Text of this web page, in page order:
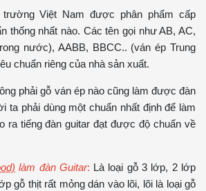
Việt Nam được phân phẩm cấp
thống nhất nào. Các tên gọi như AB, AC,
nước), AABB, BBCC.. (ván ép Trung
chuẩn riêng của nhà sản xuất.
phải gỗ ván ép nào cũng làm được đàn
ta phải dùng một chuẩn nhất định để làm
ra tiếng đàn guitar đạt được độ chuẩn về
làm đàn Guitar: Là loại gỗ 3 lớp, 2 lớp
gỗ thịt rất mỏng dán vào lõi, lõi là loại gỗ